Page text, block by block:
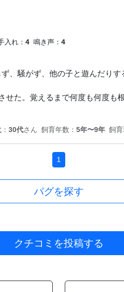
入れ： 4 鳴き声： 4
、騒がず、他の子と遊んだり
せた。覚えるまで何度も何度も
30代さん 飼育年数： 5年〜9年 飼育
1
パグを探す
クチコミを投稿する